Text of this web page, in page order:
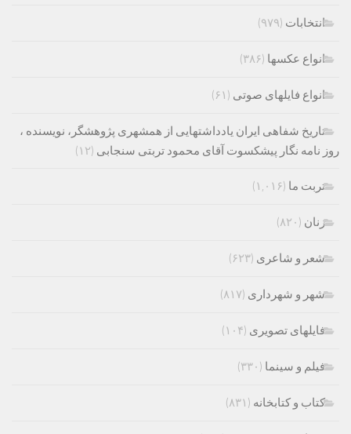
انتخابات (۹۷۹)
انواع عکسها (۳۸۶)
انواع فایلهای صوتی (۶۱)
تاریخ شفاهی ایران یادداشتهایی از همشهری پژوهشگر، نویسنده ،
روز نامه نگار پیشکسوت آقای محمود تربتی سنجابی (۱۲)
تربت ما (۱,۰۱۶)
زنان (۸۲۰)
شعر و شاعری (۶۲۳)
شهر و شهرداری (۸۱۷)
فایلهای تصویری (۱۰۴)
فیلم و سینما (۳۳۰)
کتاب و کتابخانه (۸۳۱)